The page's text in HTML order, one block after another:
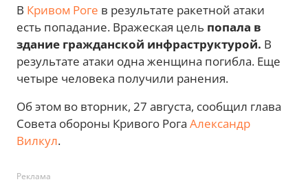
В Кривом Роге в результате ракетной атаки
есть попадание. Вражеская цель попала в
здание гражданской инфраструктурой. В
результате атаки одна женщина погибла. Еще
четыре человека получили ранения.
Об этом во вторник, 27 августа, сообщил глава
Совета обороны Кривого Рога Александр
Вилкул.
Реклама